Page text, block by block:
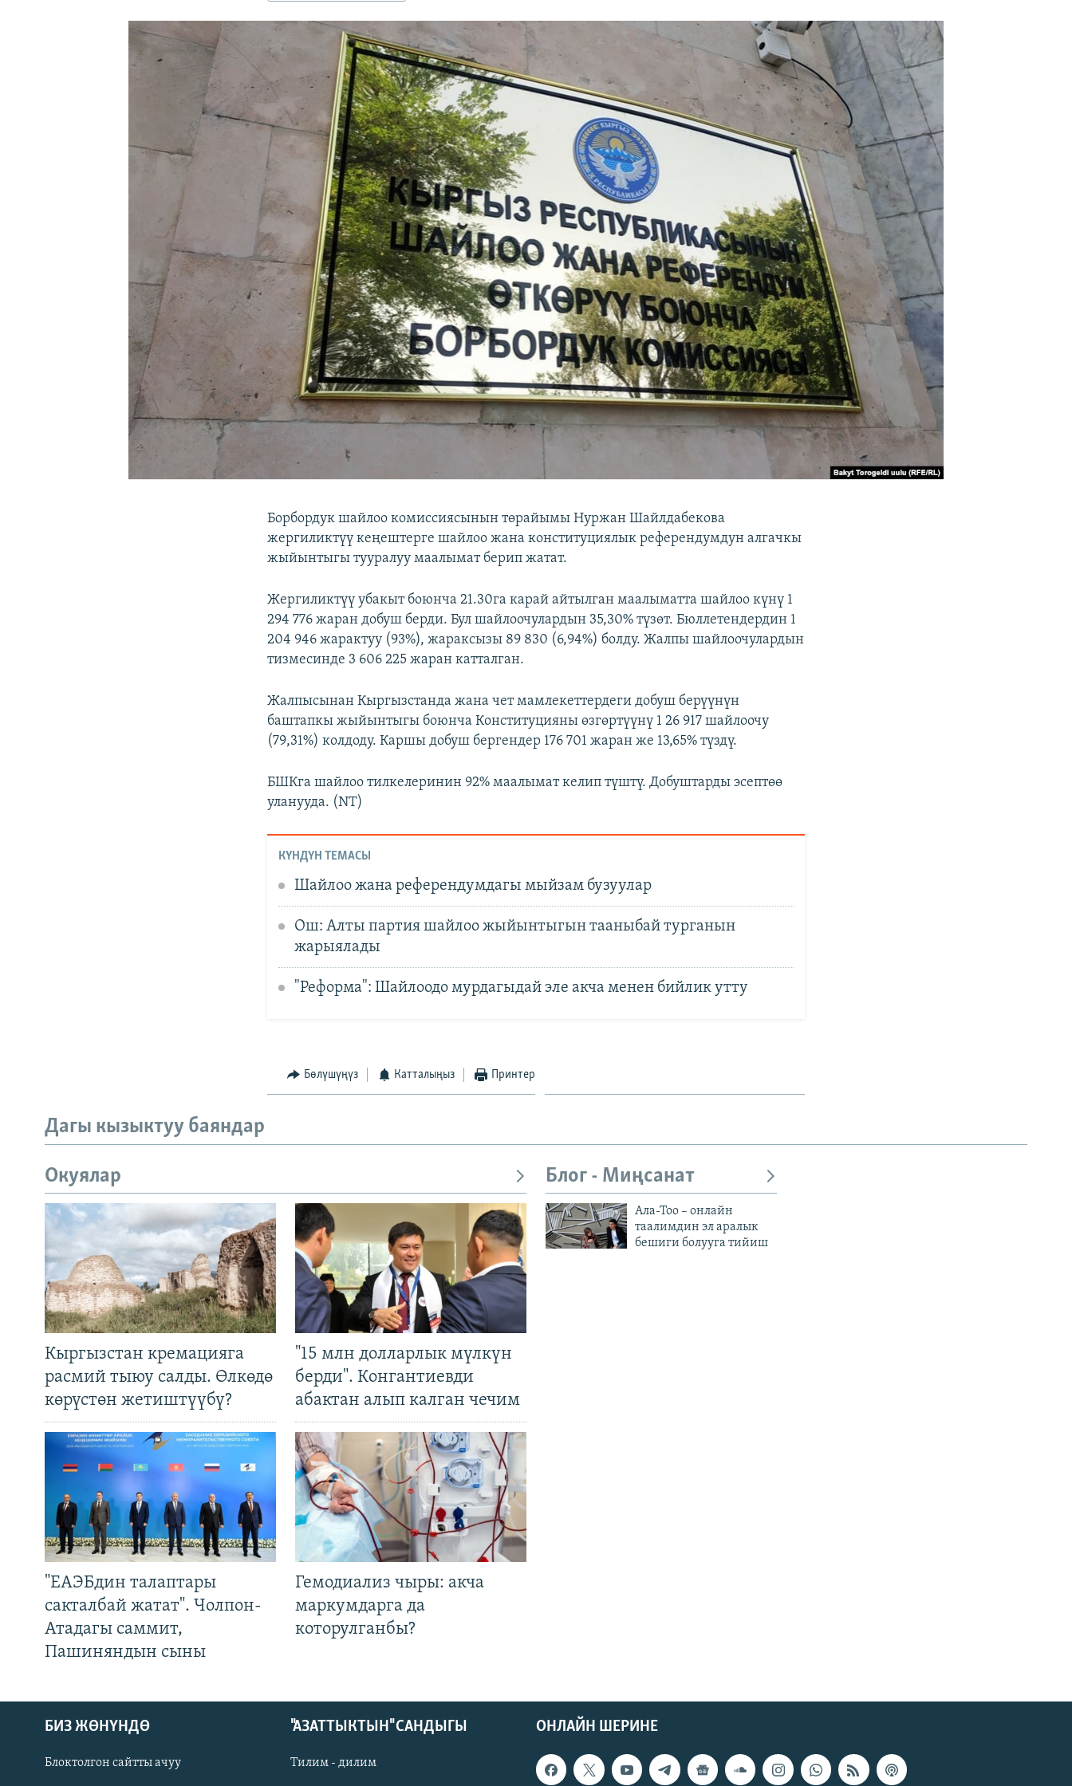
Борбордук шайлоо комиссиясынын төрайымы Нуржан Шайлдабекова
жергиликтүү кеңештерге шайлоо жана конституциялык референдумдун алгачкы
жыйынтыгы тууралуу маалымат берип жатат.
Жергиликтүү убакыт боюнча 21.30га карай айтылган маалыматта шайлоо күнү 1
294 776 жаран добуш берди. Бул шайлоочулардын 35,30% түзөт. Бюллетендердин 1
204 946 жарактуу (93%), жараксызы 89 830 (6,94%) болду. Жалпы шайлоочулардын
тизмесинде 3 606 225 жаран катталган.
Жалпысынан Кыргызстанда жана чет мамлекеттердеги добуш берүүнүн
баштапкы жыйынтыгы боюнча Конституцияны өзгөртүүнү 1 26 917 шайлоочу
(79,31%) колдоду. Каршы добуш бергендер 176 701 жаран же 13,65% түздү.
БШКга шайлоо тилкелеринин 92% маалымат келип түштү. Добуштарды эсептөө
уланууда. (NT)
КҮНДҮН ТЕМАСЫ
Шайлоо жана референдумдагы мыйзам бузуулар
Ош: Алты партия шайлоо жыйынтыгын тааныбай турганын
жарыялады
"Реформа": Шайлоодо мурдагыдай эле акча менен бийлик утту
Бөлүшүңүз Катталыңыз Принтер
Дагы кызыктуу баяндар
Окуялар
Кыргызстан кремацияга
расмий тыюу салды. Өлкөдө
көрүстөн жетиштүүбү?
"15 млн долларлык мүлкүн
берди". Конгантиевди
абактан алып калган чечим
"ЕАЭБдин талаптары
сакталбай жатат". Чолпон-
Атадагы саммит,
Пашиняндын сыны
Гемодиализ чыры: акча
маркумдарга да
которулганбы?
Блог - Миңсанат
Ала-Тоо – онлайн
таалимдин эл аралык
бешиги болууга тийиш
ОНЛАЙН ШЕРИНЕ
БИЗ ЖӨНҮНДӨ
Блоктолгон сайтты ачуу
"АЗАТТЫКТЫН" САНДЫГЫ
Тилим - дилим